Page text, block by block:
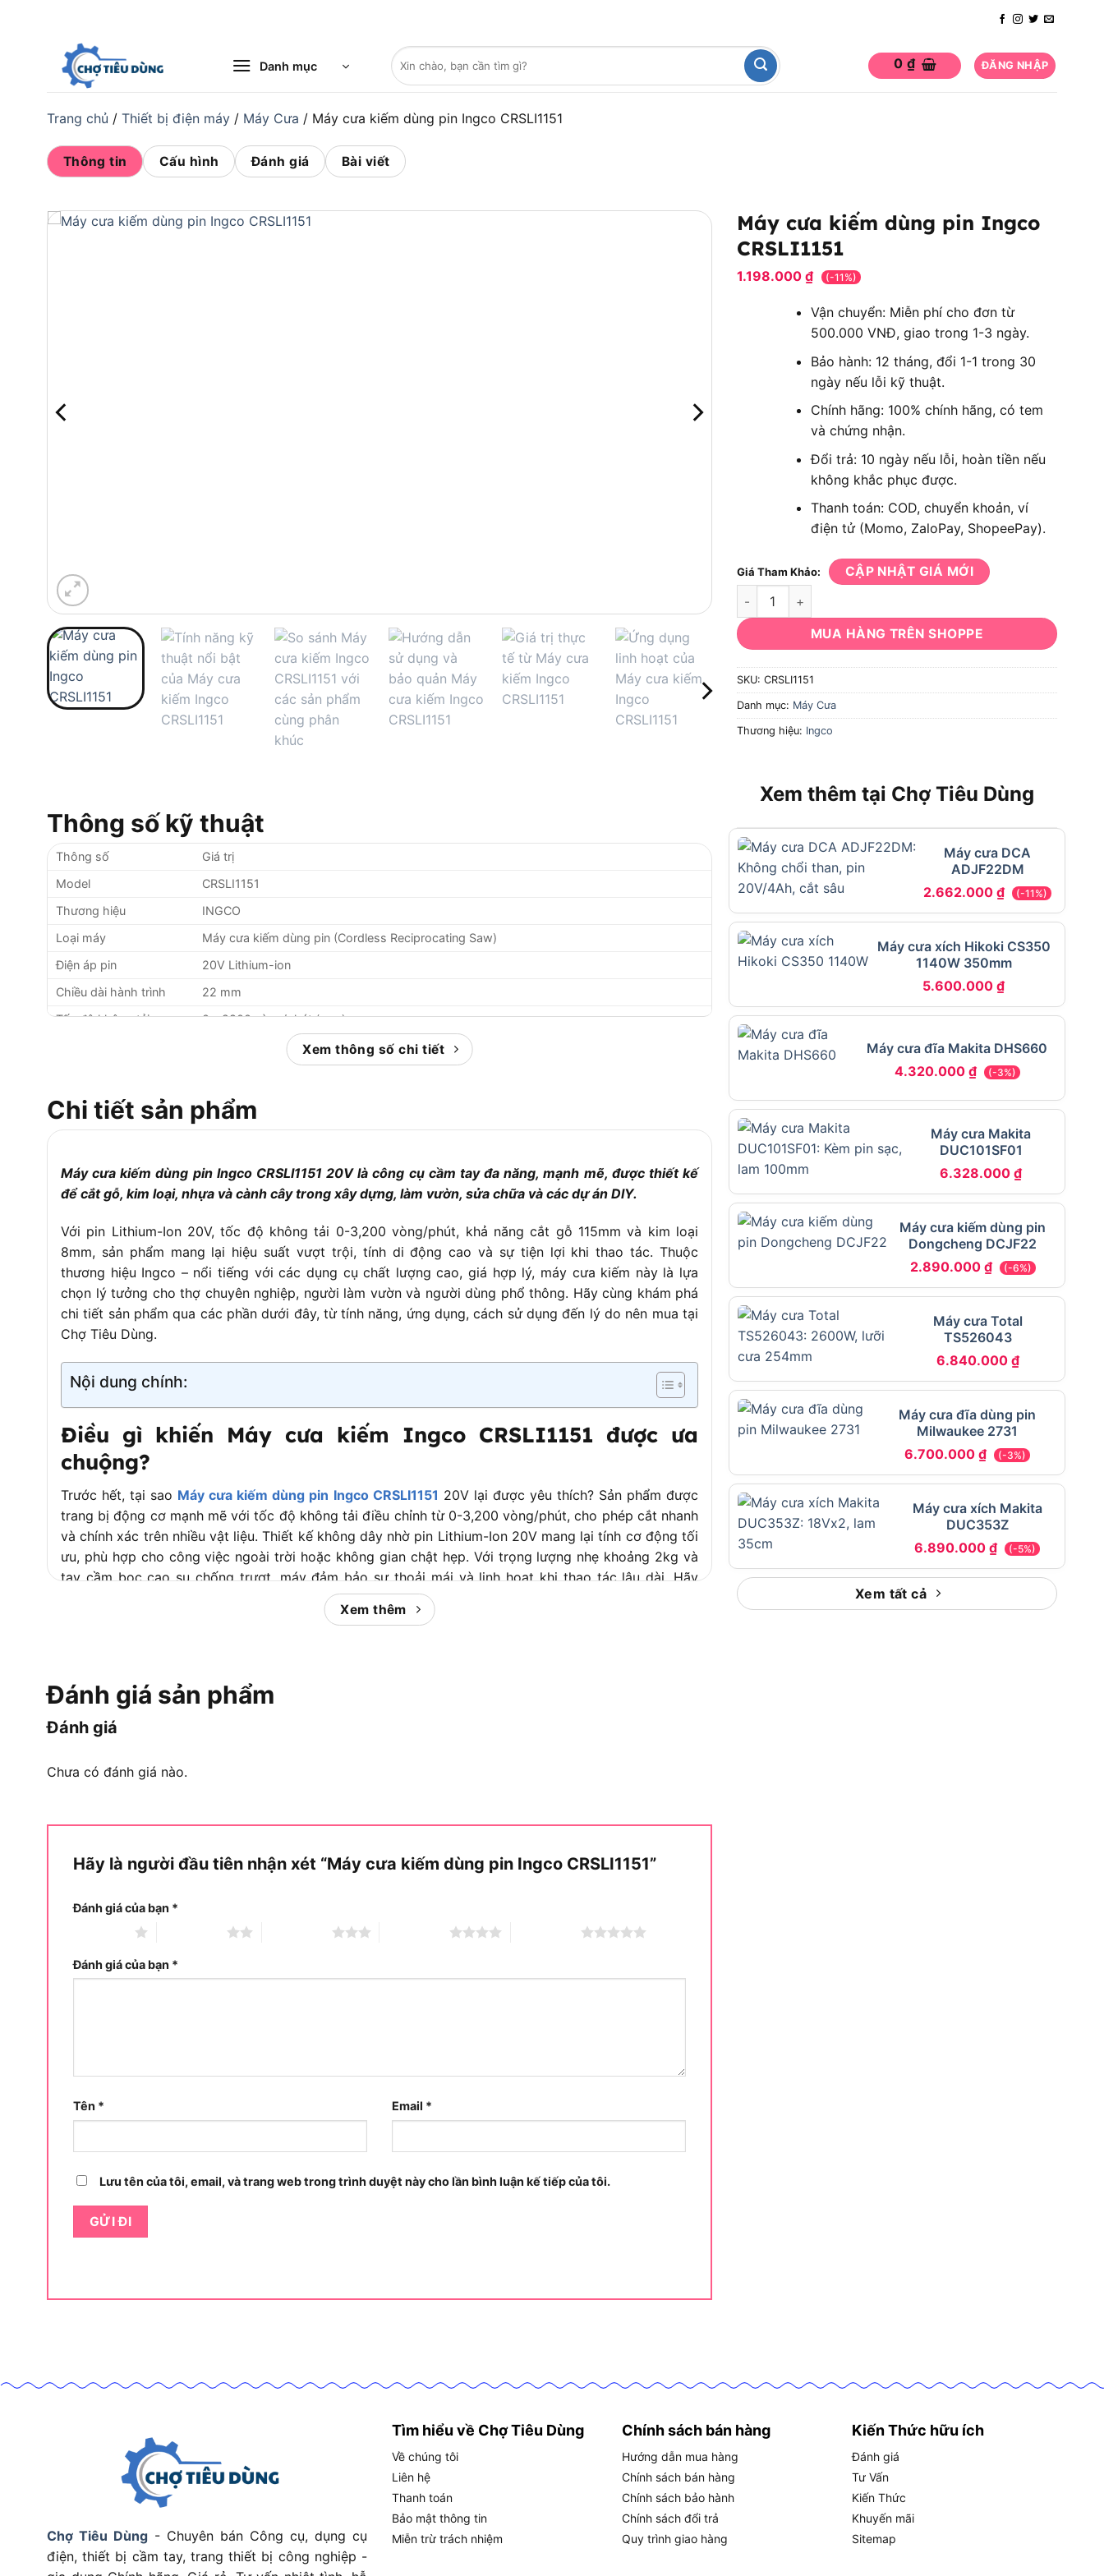
Danh mục
Tìm
kiếm:
0 ₫ ĐĂNG NHẬP
Trang chủ / Thiết bị điện máy / Máy Cưa / Máy cưa kiếm dùng pin Ingco CRSLI1151
Thông tin Cấu hình Đánh giá Bài viết
Máy cưa kiếm dùng pin Ingco
CRSLI1151
1.198.000 ₫ (-11%)
Vận chuyển: Miễn phí cho đơn từ
500.000 VNĐ, giao trong 1-3 ngày.
Bảo hành: 12 tháng, đổi 1-1 trong 30
ngày nếu lỗi kỹ thuật.
Chính hãng: 100% chính hãng, có tem
và chứng nhận.
Đổi trả: 10 ngày nếu lỗi, hoàn tiền nếu
không khắc phục được.
Thanh toán: COD, chuyển khoản, ví
điện tử (Momo, ZaloPay, ShopeePay).
Giá Tham Khảo: CẬP NHẬT GIÁ MỚI
Máy cưa kiếm dùng pin Ingco CRSLI1151 số lượng
MUA HÀNG TRÊN SHOPPE
SKU: CRSLI1151
Danh mục: Máy Cưa
Thương hiệu: Ingco
Thông số kỹ thuật
Thông số
Giá trị
Model
CRSLI1151
Thương hiệu
INGCO
Loại máy
Máy cưa kiếm dùng pin (Cordless Reciprocating Saw)
Điện áp pin
20V Lithium-ion
Chiều dài hành trình
22 mm
Tốc độ không tải
0 – 2800 vòng/phút (rpm)
(kim loại)
6 mm
Cơ chế thay lưỡi
Không cần dụng cụ (Tool-free blade change)
Thời gian sạc (tham
khảo)
Khoảng 1 – 2 giờ (tùy loại sạc)
Trọng lượng (chưa pin)
~2.3 kg
Phụ kiện kèm theo
1 lưỡi cưa gỗ, 1 lưỡi cưa kim loại (tùy nơi bán)
Ứng dụng
Cắt gỗ, kim loại mỏng, nhựa, tháo dỡ vật liệu
Tính năng nổi bật
– Thiết kế nhỏ gọn, dễ thao tác – Vận hành bằng pin, linh hoạt – Có khóa an toàn và tay cầm
mềm chống trượt
Xem thông số chi tiết
Chi tiết sản phẩm
Máy cưa kiếm dùng pin Ingco CRSLI1151 20V là công cụ cầm tay đa năng, mạnh mẽ, được thiết kế
để cắt gỗ, kim loại, nhựa và cành cây trong xây dựng, làm vườn, sửa chữa và các dự án DIY.
Với pin Lithium-Ion 20V, tốc độ không tải 0-3,200 vòng/phút, khả năng cắt gỗ 115mm và kim loại
8mm, sản phẩm mang lại hiệu suất vượt trội, tính di động cao và sự tiện lợi khi thao tác. Thuộc
thương hiệu Ingco – nổi tiếng với các dụng cụ chất lượng cao, giá hợp lý, máy cưa kiếm này là lựa
chọn lý tưởng cho thợ chuyên nghiệp, người làm vườn và người dùng phổ thông. Hãy cùng khám phá
chi tiết sản phẩm qua các phần dưới đây, từ tính năng, ứng dụng, cách sử dụng đến lý do nên mua tại
Chợ Tiêu Dùng.
Nội dung chính:
Điều gì khiến Máy cưa kiếm Ingco CRSLI1151 được ưa
chuộng?
Trước hết, tại sao Máy cưa kiếm dùng pin Ingco CRSLI1151 20V lại được yêu thích? Sản phẩm được
trang bị động cơ mạnh mẽ với tốc độ không tải điều chỉnh từ 0-3,200 vòng/phút, cho phép cắt nhanh
và chính xác trên nhiều vật liệu. Thiết kế không dây nhờ pin Lithium-Ion 20V mang lại tính cơ động tối
ưu, phù hợp cho công việc ngoài trời hoặc không gian chật hẹp. Với trọng lượng nhẹ khoảng 2kg và
tay cầm bọc cao su chống trượt, máy đảm bảo sự thoải mái và linh hoạt khi thao tác lâu dài. Hãy
cùng tìm hiểu các ứng dụng thực tế của sản phẩm.
các lĩnh vực khác nhau. Dưới đây là chi tiết về công dụng và đối tượng sử dụng:
Máy cưa kiếm Ingco CRSLI1151 lý tưởng để cắt gỗ (tối đa 115mm), kim loại (tối đa 8mm), nhựa, và
cành cây, phục vụ các công việc như làm mộc, sửa chữa, xây dựng và làm vườn. Ví dụ, bạn có thể
máy cưa pin
để cắt cành cây trong vườn, xử lý gỗ trong dự án DIY, cắt ống kim loại trong sửa
chữa cơ khí, hoặc tháo dỡ vật liệu trong thi công. Hệ thống thay lưỡi cưa nhanh và hai lưỡi cưa đi
kèm (cho gỗ và kim loại) tăng tính linh hoạt, trong khi độ rung thấp giúp thao tác mượt mà.
Xem thêm
Đánh giá sản phẩm
Đánh giá
Chưa có đánh giá nào.
Hãy là người đầu tiên nhận xét “Máy cưa kiếm dùng pin Ingco CRSLI1151”
Đánh giá của bạn *
Đánh giá của bạn *
Tên * Email *
Lưu tên của tôi, email, và trang web trong trình duyệt này cho lần bình luận kế tiếp của tôi.
Xem thêm tại Chợ Tiêu Dùng
Máy cưa DCA
ADJF22DM
2.662.000₫ (-11%)
Máy cưa xích Hikoki CS350
1140W 350mm
5.600.000₫
Máy cưa đĩa Makita DHS660
4.320.000 ₫ (-3%)
Máy cưa Makita
DUC101SF01
6.328.000₫
Máy cưa kiếm dùng pin
Dongcheng DCJF22
2.890.000 ₫ (-6%)
Máy cưa Total
TS526043
6.840.000₫
Máy cưa đĩa dùng pin
Milwaukee 2731
6.700.000₫ (-3%)
Máy cưa xích Makita
DUC353Z
6.890.000₫ (-5%)
Xem tất cả
Chợ Tiêu Dùng - Chuyên bán Công cụ, dụng cụ
điện, thiết bị cầm tay, trang thiết bị công nghiệp -
Tìm hiểu về Chợ Tiêu Dùng
Về chúng tôi
Liên hệ
Thanh toán
Bảo mật thông tin
Miễn trừ trách nhiệm
Chính sách bán hàng
Hướng dẫn mua hàng
Chính sách bán hàng
Chính sách bảo hành
Chính sách đổi trả
Quy trình giao hàng
Kiến Thức hữu ích
Đánh giá
Tư Vấn
Kiến Thức
Khuyến mãi
Sitemap